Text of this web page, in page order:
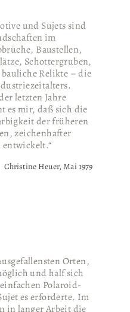
und Sujets sind
im
Baustellen,
Schottergruben,
Relikte – die
letzten Jahre
es mir, daß sich die
der früheren
zeichenhafter
entwickelt.“
Christine Heuer, Mai 1979
Orten,
und half sich
Polaroid-
es erforderte. Im
in langer Arbeit die